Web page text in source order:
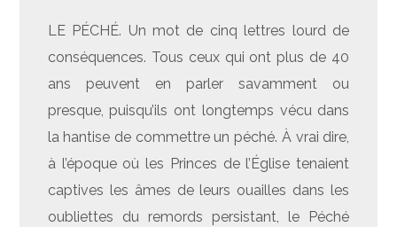
LE PÉCHÉ. Un mot de cinq lettres lourd de
conséquences. Tous ceux qui ont plus de 40
ans peuvent en parler savamment ou
presque, puisqu’ils ont longtemps vécu dans
la hantise de commettre un péché. À vrai dire,
à l’époque où les Princes de l’Église tenaient
captives les âmes de leurs ouailles dans les
oubliettes du remords persistant, le Péché